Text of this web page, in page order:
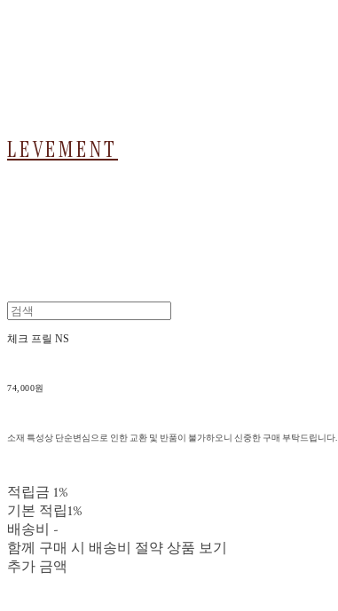
LEVEMENT
체크 프릴 NS
74,000원
소재 특성상 단순변심으로 인한 교환 및 반품이 불가하오니 신중한 구매 부탁드립니다.
적립금 1%
기본 적립1%
배송비 -
함께 구매 시 배송비 절약 상품 보기
추가 금액